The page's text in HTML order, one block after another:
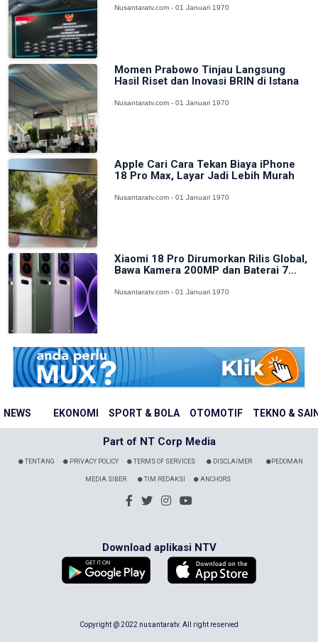
NEWS EKONOMI SPORT & BOLA OTOMOTIF TEKNO &
Nusantaratv.com - 01 Januari 1970
Momen Prabowo Tinjau Langsung
Hasil Riset dan Inovasi BRIN di Istana
Nusantaratv.com - 01 Januari 1970
Apple Cari Cara Tekan Biaya iPhone
18 Pro Max, Layar Jadi Lebih Murah
Nusantaratv.com - 01 Januari 1970
Xiaomi 18 Pro Dirumorkan Rilis Global,
Bawa Kamera 200MP dan Baterai 7...
Nusantaratv.com - 01 Januari 1970
Part of NT Corp Media
TENTANG PRIVACY POLICY TERMS OF SERVICES DISCLAIMER PEDOMAN
MEDIA SIBER TIM REDAKSI ANCHORS
Download aplikasi NTV
Copyright @ 2022 nusantaratv. All right reserved